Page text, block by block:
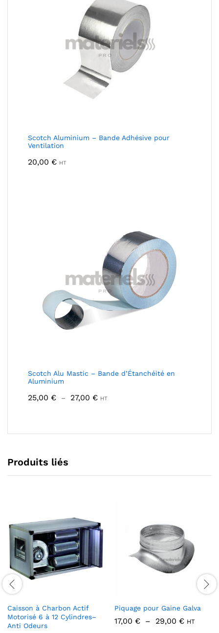
Scotch Aluminium – Bande Adhésive pour
Ventilation
20,00 € HT
Scotch Alu Mastic – Bande d’Étanchéité en
Aluminium
25,00 € – 27,00 €Plage
HT
Produits liés
Caisson à Charbon Actif
Motorisé 6 à 12 Cylindres–
Anti Odeurs
Piquage pour Gaine Galva
17,00 € – 29,00 €Plage
HT